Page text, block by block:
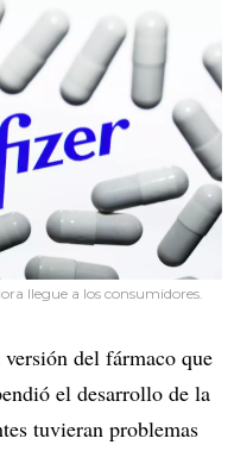
llegue a los consumidores.
del fármaco que
el desarrollo de la
tuvieran problemas